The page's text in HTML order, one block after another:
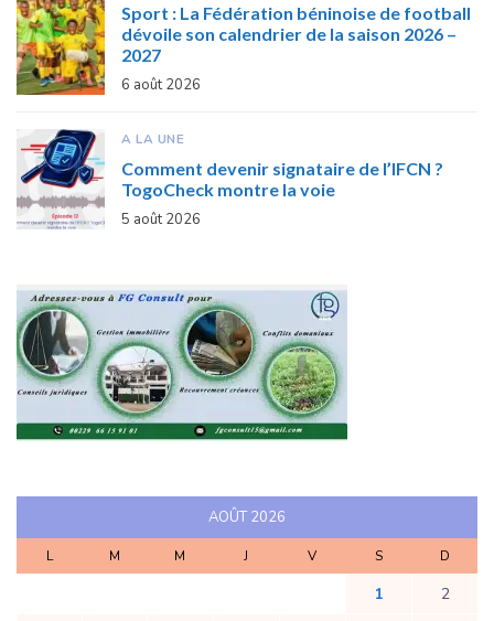
Sport : La Fédération béninoise de football
dévoile son calendrier de la saison 2026 –
2027
6 août 2026
A LA UNE
Comment devenir signataire de l’IFCN ?
TogoCheck montre la voie
5 août 2026
AOÛT 2026
L M M J V S D
1
2